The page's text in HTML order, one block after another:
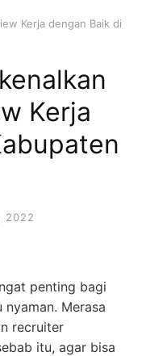
Kerja dengan Baik di
Kerja
2022
penting bagi
Merasa
recruiter
itu, agar bisa